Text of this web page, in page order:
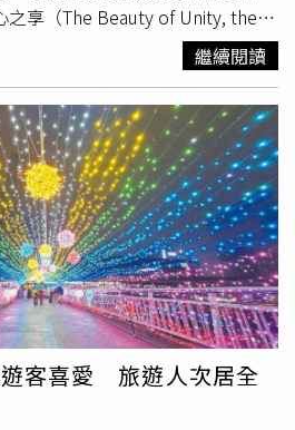
品質上的高度要求，「這不只是
的學習系統，讓來自不同產業、不
限時間內進行深度對話。」 回顧
個深刻反思，第一，企業與組織
短期的不確定性；第二，是否建
司治理機制；第三，創新究竟是
「巴塞隆納用一座城市告訴我
，而是累積；時間，才是最終的
外遊歷的所見所聞與感悟，和所
互勉勵，希望大家有機會能走一
間競爭力！」
之享（The Beauty of Unity, the
主題，參與2025台北國際建築
衛浴與智慧情境展示，勾勒未來衛
建材展（整體衛浴）。（圖片提
年12月11日(四)至12月14日(日)在
登場，內容橫跨居家與公共場
衛浴解決方案，融合設計美感與
適、效率與永續的期待。除主展
協會(TAIUB)所規劃的UB整體衛
亦響應聯展設置專屬展位(攤位編
整體衛浴領域的深厚實力與長期
投入研發的核心技術，HCG整體
路整合、設備配置與產品搭配等
整合的系統能力，全面升級整體
展示，聚焦於「智慧升級」、
」三大方向，讓參觀者能更直觀
繼續閱讀
客喜愛 旅遊人次居全